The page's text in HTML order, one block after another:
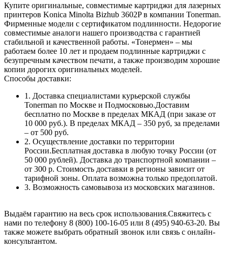
Купите оригинальные, совместимые картриджи для лазерных
принтеров Konica Minolta Bizhub 3602P в компании Tonerman.
Фирменные модели с сертификатом подлинности. Недорогие
совместимые аналоги нашего производства с гарантией
стабильной и качественной работы. «Тонермен» – мы
работаем более 10 лет и продаем подлинные картриджи с
безупречным качеством печати, а также производим хорошие
копии дорогих оригинальных моделей.
Способы доставки:
1. Доставка специалистами курьерской службы
Tonerman по Москве и Подмосковью.Доставим
бесплатно по Москве в пределах МКАД (при заказе от
10 000 руб.). В пределах МКАД – 350 руб, за пределами
– от 500 руб.
2. Осуществление доставки по территории
России.Бесплатная доставка в любую точку России (от
50 000 рублей). Доставка до транспортной компании –
от 300 р. Стоимость доставки в регионы зависит от
тарифной зоны. Оплата возможна только предоплатой.
3. Возможность самовывоза из московских магазинов.
Выдаём гарантию на весь срок использования.Свяжитесь с
нами по телефону 8 (800) 100-16-05 или 8 (495) 940-63-20. Вы
также можете выбрать обратный звонок или связь с онлайн-
консультантом.